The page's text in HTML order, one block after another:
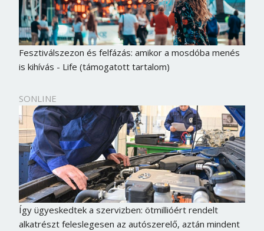
Fesztiválszezon és felfázás: amikor a mosdóba menés
is kihívás - Life (támogatott tartalom)
SONLINE
Így ügyeskedtek a szervizben: ötmillióért rendelt
alkatrészt feleslegesen az autószerelő, aztán mindent